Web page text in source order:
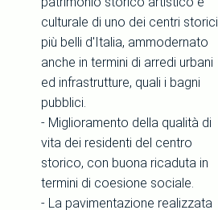
culturale di uno dei centri storici
più belli d'Italia, ammodernato
anche in termini di arredi urbani
ed infrastrutture, quali i bagni
pubblici.
- Miglioramento della qualità di
vita dei residenti del centro
storico, con buona ricaduta in
termini di coesione sociale.
- La pavimentazione realizzata